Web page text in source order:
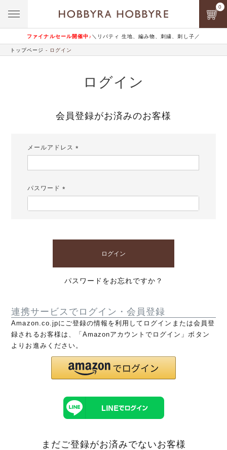
ファイナルセール開催中♪ ＼リバティ 生地、編み物、刺繍、刺し子／
0
トップページ ログイン
ログイン
会員登録がお済みのお客様
メールアドレス
パスワード
ログイン
パスワードをお忘れですか？
連携サービスでログイン・会員登録
Amazon.co.jpにご登録の情報を利用してログインまたは会員登
録されるお客様は、「Amazonアカウントでログイン」ボタン
よりお進みください。
まだご登録がお済みでないお客様